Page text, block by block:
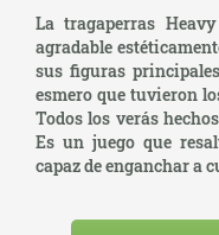
La tragaperras
agradable
sus figuras
esmero que tuvieron
Todos los verás
Es un juego que
capaz de enganchar a